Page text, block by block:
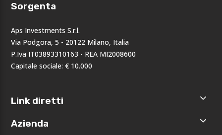
Sorgenta
Aps Investments S.r.l.
Via Podgora, 5 - 20122 Milano, Italia
P.Iva IT03893310163 - REA MI2008600
Capitale sociale: € 10.000
Link diretti
Home
Azienda